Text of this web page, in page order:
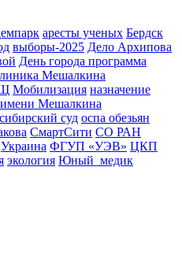
аресты ученых Бердск
выборы-2025 Дело Архипова
День города программа
Мешалкина
Мобилизация назначение
Мешалкина
суд оспа обезьян
СмартСити СО РАН
Украина ФГУП «УЭВ» ЦКП
экология Юный_медик